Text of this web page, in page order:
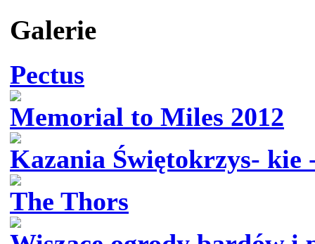
Galerie
Pectus
Memorial to Miles 2012
Kazania Świętokrzys- kie
The Thors